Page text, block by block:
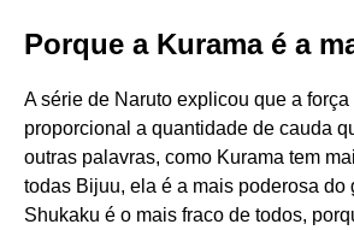
Porque a Kurama é a
A série de Naruto explicou que a
proporcional a quantidade de cauda
outras palavras, como Kurama tem
todas Bijuu, ela é a mais poderosa do
Shukaku é o mais fraco de todos,